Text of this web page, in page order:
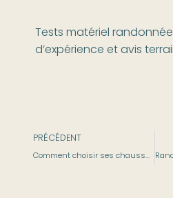
Tests matériel
d’expérience et avis
PRÉCÉDENT
Comment choisir ses chaussures de trail ?